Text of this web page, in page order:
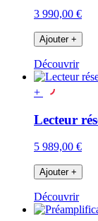
3 990,00 €
Ajouter +
Découvrir
+
Lecteur
5 989,00 €
Ajouter +
Découvrir